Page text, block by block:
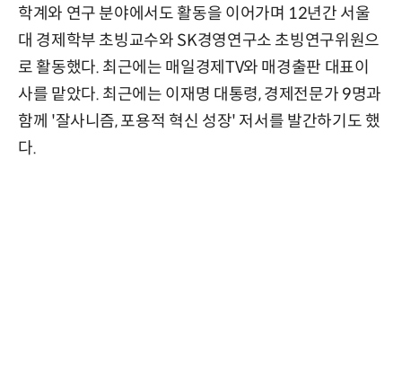
학계와 연구 분야에서도 활동을 이어가며 12년간 서울
대 경제학부 초빙교수와 SK경영연구소 초빙연구위원으
로 활동했다. 최근에는 매일경제TV와 매경출판 대표이
사를 맡았다. 최근에는 이재명 대통령, 경제전문가 9명과
함께 '잘사니즘, 포용적 혁신 성장' 저서를 발간하기도 했
다.